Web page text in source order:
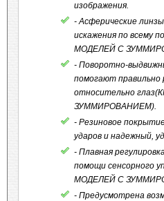
изображения.
- Асферические
искажения по всему
МОДЕЛЕЙ С
- Поворотно-
помогают правильно
относительно
ЗУММИРОВАНИЕМ).
- Резиновое
ударов и надежный,
- Плавная
помощи сенсорного
МОДЕЛЕЙ С
- Предусмотрена